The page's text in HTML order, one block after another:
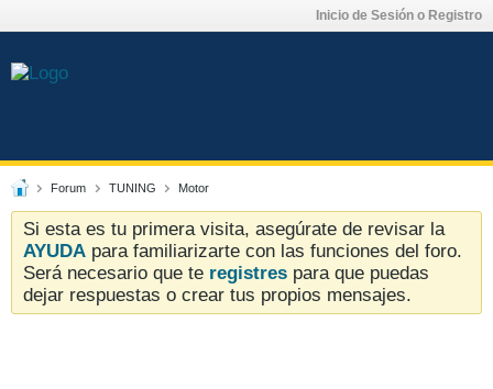
Inicio de Sesión o Registro
Forum TUNING Motor
Si esta es tu primera visita, asegúrate de revisar la
AYUDA para familiarizarte con las funciones del foro.
Será necesario que te registres para que puedas
dejar respuestas o crear tus propios mensajes.